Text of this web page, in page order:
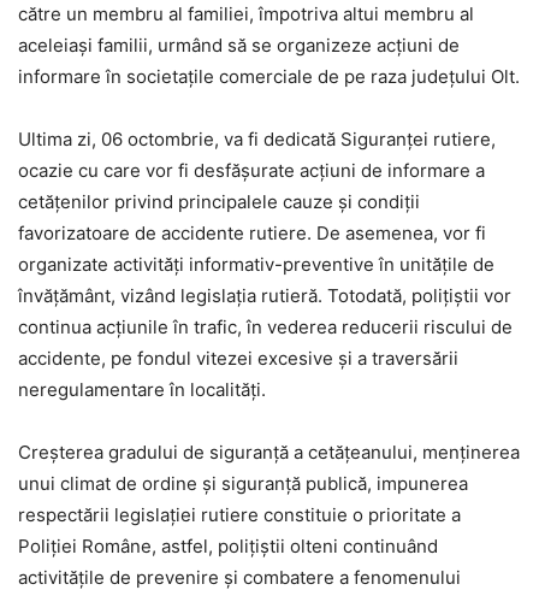
către un membru al familiei, împotriva altui membru al
aceleiași familii, urmând să se organizeze acțiuni de
informare în societațile comerciale de pe raza județului Olt.
Ultima zi, 06 octombrie, va fi dedicată Siguranţei rutiere,
ocazie cu care vor fi desfăşurate acţiuni de informare a
cetăţenilor privind principalele cauze şi condiţii
favorizatoare de accidente rutiere. De asemenea, vor fi
organizate activități informativ-preventive în unitățile de
învățământ, vizând legislația rutieră. Totodată, polițiștii vor
continua acțiunile în trafic, în vederea reducerii riscului de
accidente, pe fondul vitezei excesive și a traversării
neregulamentare în localități.
Creşterea gradului de siguranţă a cetăţeanului, menținerea
unui climat de ordine și siguranță publică, impunerea
respectării legislației rutiere constituie o prioritate a
Poliţiei Române, astfel, polițiștii olteni continuând
activităţile de prevenire şi combatere a fenomenului